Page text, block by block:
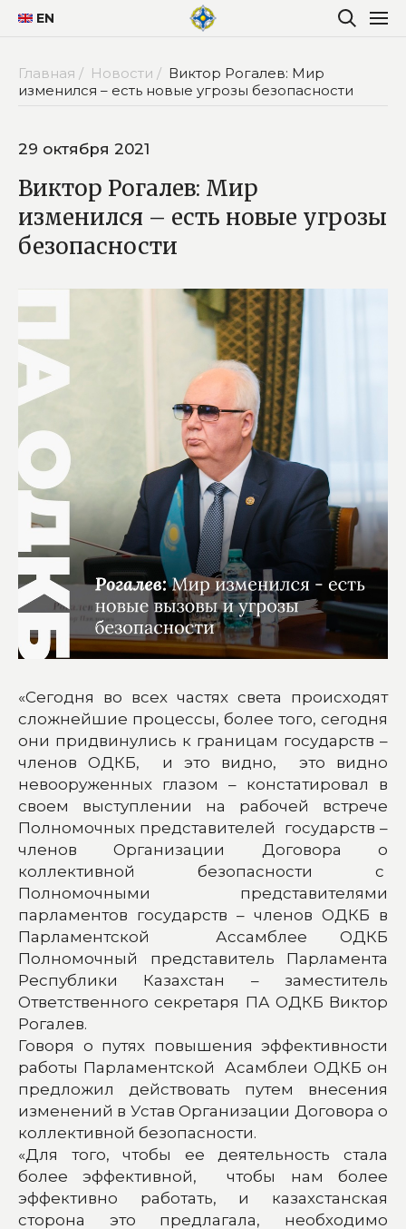
EN
Главная / Новости / Виктор Рогалев: Мир
изменился – есть новые угрозы безопасности
29 октября 2021
Виктор Рогалев: Мир
изменился – есть новые угрозы
безопасности
«Сегодня во всех частях света происходят
сложнейшие процессы, более того, сегодня
они придвинулись к границам государств –
членов ОДКБ, и это видно, это видно
невооруженных глазом – констатировал в
своем выступлении на рабочей встрече
Полномочных представителей государств –
членов Организации Договора о
коллективной безопасности с
Полномочными представителями
парламентов государств – членов ОДКБ в
Парламентской Ассамблее ОДКБ
Полномочный представитель Парламента
Республики Казахстан – заместитель
Ответственного секретаря ПА ОДКБ Виктор
Рогалев.
Говоря о путях повышения эффективности
работы Парламентской Асамблеи ОДКБ он
предложил действовать путем внесения
изменений в Устав Организации Договора о
коллективной безопасности.
«Для того, чтобы ее деятельность стала
более эффективной, чтобы нам более
эффективно работать, и казахстанская
сторона это предлагала, необходимо